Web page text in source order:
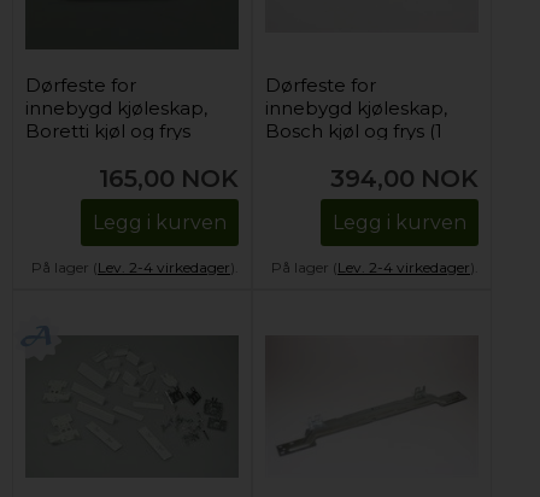
Dørfeste for
innebygd kjøleskap,
Boretti kjøl og frys
165,00 NOK
Legg i kurven
På lager (Lev. 2-4 virkedager).
Dørfeste for
innebygd kjøleskap,
Bosch kjøl og frys (1
394,00 NOK
Legg i kurven
På lager (Lev. 2-4 virkedager).